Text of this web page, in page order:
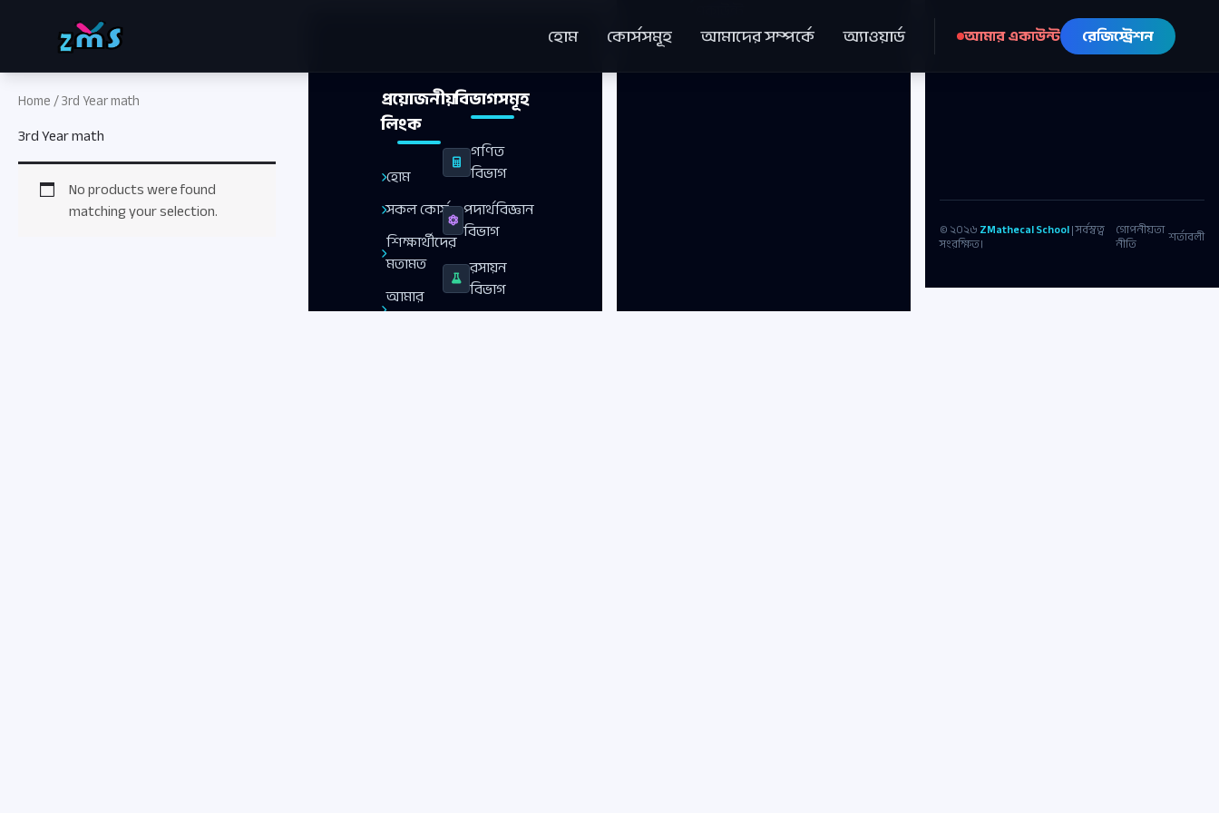
হোম কোর্সসমূহ আমাদের সম্পর্কে অ্যাওয়ার্ড আমার একাউন্ট রেজিস্ট্রেশন
Home/ 3rd Year math
3rd Year math
No products were found
matching your selection.
প্রয়োজনীয়
লিংক
হোম
সকল কোর্স
শিক্ষার্থীদের
মতামত
আমার
বিভাগসমূহ
গণিত
বিভাগ
পদার্থবিজ্ঞান
বিভাগ
রসায়ন
বিভাগ
© ২০২৬ZMathecal School| সর্বস্বত্ব
সংরক্ষিত।
গোপনীয়তা
নীতি শর্তাবলী